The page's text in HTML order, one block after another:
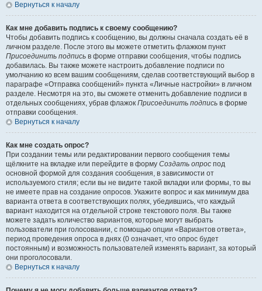
Вернуться к началу
Как мне добавить подпись к своему сообщению?
Чтобы добавить подпись к сообщению, вы должны сначала создать её в
личном разделе. После этого вы можете отметить флажком пункт
Присоединить подпись в форме отправки сообщения, чтобы подпись
добавилась. Вы также можете настроить добавление подписи по
умолчанию ко всем вашим сообщениям, сделав соответствующий выбор в
параграфе «Отправка сообщений» пункта «Личные настройки» в личном
разделе. Несмотря на это, вы сможете отменить добавление подписи в
отдельных сообщениях, убрав флажок Присоединить подпись в форме
отправки сообщения.
Вернуться к началу
Как мне создать опрос?
При создании темы или редактировании первого сообщения темы
щёлкните на вкладке или перейдите в форму Создать опрос под
основной формой для создания сообщения, в зависимости от
используемого стиля; если вы не видите такой вкладки или формы, то вы
не имеете прав на создание опросов. Укажите вопрос и как минимум два
варианта ответа в соответствующих полях, убедившись, что каждый
вариант находится на отдельной строке текстового поля. Вы также
можете задать количество вариантов, которые могут выбрать
пользователи при голосовании, с помощью опции «Вариантов ответа»,
период проведения опроса в днях (0 означает, что опрос будет
постоянным) и возможность пользователей изменять вариант, за который
они проголосовали.
Вернуться к началу